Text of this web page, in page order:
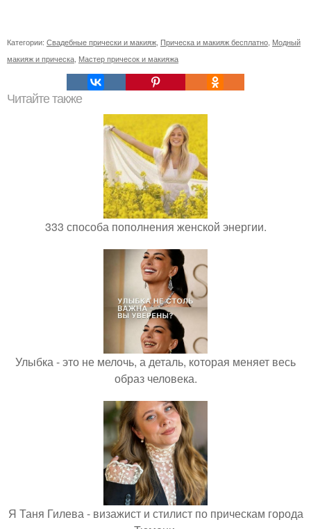
Категории: Свадебные прически и макияж Прическа и макияж бесплатно Модный
макияж и прическа Мастер причесок и макияжа
Читайте также
333 способа пополнения женской энергии.
Улыбка - это не мелочь, а деталь, которая меняет весь
образ человека.
Я Таня Гилева - визажист и стилист по прическам города